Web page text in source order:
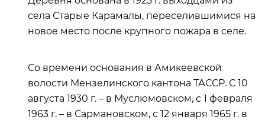
села Старые Карамалы, переселившимися на
новое место после крупного пожара в селе.
Со времени основания в Амикеевской
волости Мензелинского кантона ТАССР. С 10
августа 1930 г. – в Муслюмовском, с 1 февраля
1963 г. – в Сармановском, с 12 января 1965 г. в